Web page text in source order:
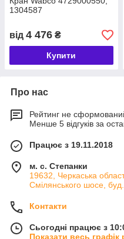
1304587
від 4 476 ₴
Купити
Про нас
Рейтинг не
Менше 5 відгуків за
Працює з 19.11.2018
м. с. Степанки
19632, Черкаська
Смілянського шосе,
Контакти
Сьогодні працює з
Показати весь графік